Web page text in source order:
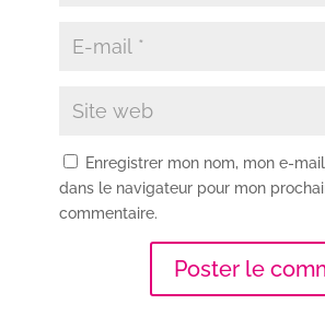
Enregistrer mon nom, mon e-
dans le navigateur pour mon
commentaire.